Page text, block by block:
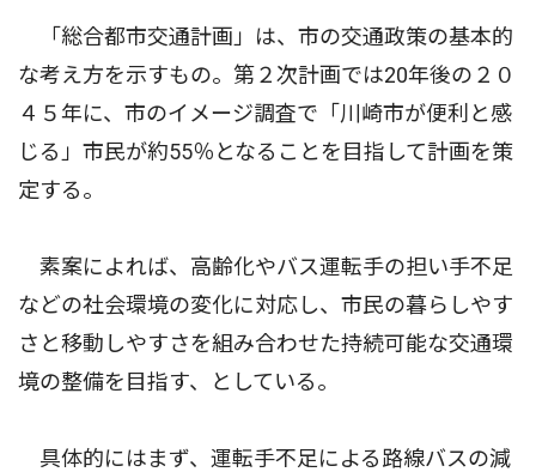
「総合都市交通計画」は、市の交通政策の基本的
な考え方を示すもの。第２次計画では20年後の２０
４５年に、市のイメージ調査で「川崎市が便利と感
じる」市民が約55％となることを目指して計画を策
定する。
素案によれば、高齢化やバス運転手の担い手不足
などの社会環境の変化に対応し、市民の暮らしやす
さと移動しやすさを組み合わせた持続可能な交通環
境の整備を目指す、としている。
具体的にはまず、運転手不足による路線バスの減